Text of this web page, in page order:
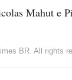
Mahut e
BR. All rights